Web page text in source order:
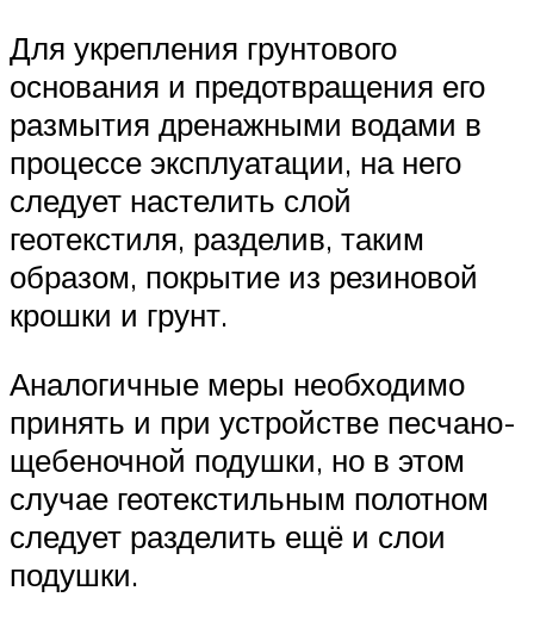
Для укрепления грунтового
основания и предотвращения его
размытия дренажными водами в
процессе эксплуатации, на него
следует настелить слой
геотекстиля, разделив, таким
образом, покрытие из резиновой
крошки и грунт.
Аналогичные меры необходимо
принять и при устройстве песчано-
щебеночной подушки, но в этом
случае геотекстильным полотном
следует разделить ещё и слои
подушки.